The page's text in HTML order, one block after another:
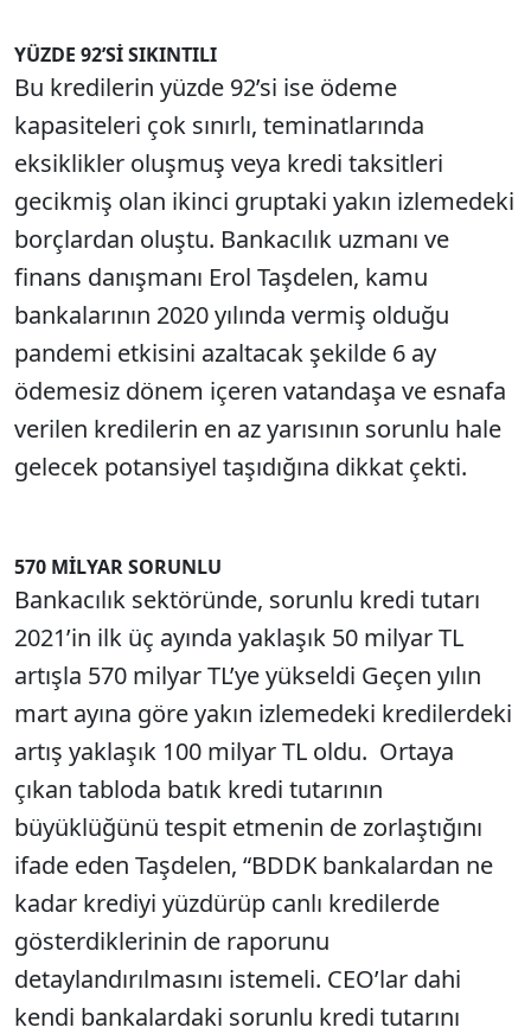
YÜZDE 92’Sİ SIKINTILI
Bu kredilerin yüzde 92’si ise ödeme
kapasiteleri çok sınırlı, teminatlarında
eksiklikler oluşmuş veya kredi taksitleri
gecikmiş olan ikinci gruptaki yakın izlemedeki
borçlardan oluştu. Bankacılık uzmanı ve
finans danışmanı Erol Taşdelen, kamu
bankalarının 2020 yılında vermiş olduğu
pandemi etkisini azaltacak şekilde 6 ay
ödemesiz dönem içeren vatandaşa ve esnafa
verilen kredilerin en az yarısının sorunlu hale
gelecek potansiyel taşıdığına dikkat çekti.
570 MİLYAR SORUNLU
Bankacılık sektöründe, sorunlu kredi tutarı
2021’in ilk üç ayında yaklaşık 50 milyar TL
artışla 570 milyar TL’ye yükseldi Geçen yılın
mart ayına göre yakın izlemedeki kredilerdeki
artış yaklaşık 100 milyar TL oldu. Ortaya
çıkan tabloda batık kredi tutarının
büyüklüğünü tespit etmenin de zorlaştığını
ifade eden Taşdelen, “BDDK bankalardan ne
kadar krediyi yüzdürüp canlı kredilerde
gösterdiklerinin de raporunu
detaylandırılmasını istemeli. CEO’lar dahi
kendi bankalardaki sorunlu kredi tutarını